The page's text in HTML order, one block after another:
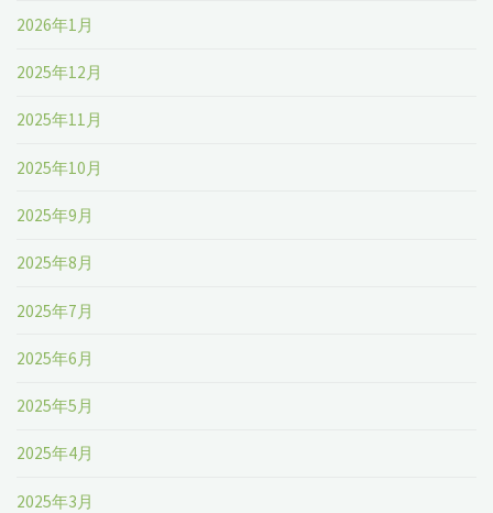
2026年1月
2025年12月
2025年11月
2025年10月
2025年9月
2025年8月
2025年7月
2025年6月
2025年5月
2025年4月
2025年3月